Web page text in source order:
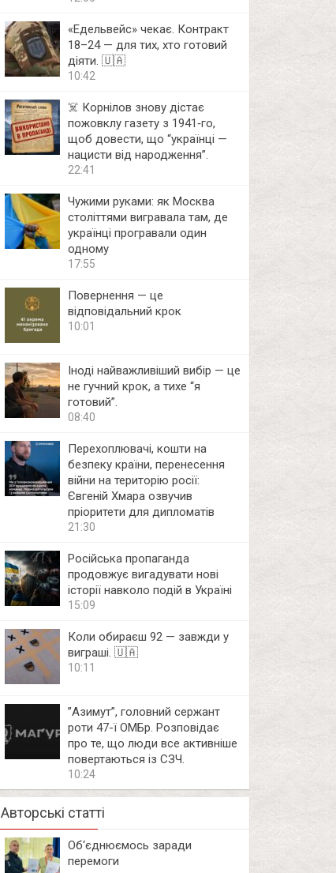
«Едельвейс» чекає. Контракт
18–24 — для тих, хто готовий
діяти. 🇺🇦
10:42
☠️ Корнілов знову дістає
пожовклу газету з 1941‑го,
щоб довести, що “українці —
нацисти від народження”.
22:41
Чужими руками: як Москва
століттями вигравала там, де
українці програвали один
одному
17:55
Повернення — це
відповідальний крок
10:01
Іноді найважливіший вибір — це
не гучний крок, а тихе “я
готовий”.
08:40
Перехоплювачі, кошти на
безпеку країни, перенесення
війни на територію росії:
Євгеній Хмара озвучив
пріоритети для дипломатів
21:30
Російська пропаганда
продовжує вигадувати нові
історії навколо подій в Україні
15:09
Коли обираєш 92 — завжди у
виграші. 🇺🇦
10:11
⁨”Азимут”, головний сержант
роти 47-ї ОМБр. Розповідає
про те, що люди все активніше
повертаються із СЗЧ.
10:24
Авторські статті
Об‘єднюємось заради
перемоги